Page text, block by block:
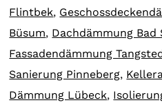
Flintbek,
Büsum, Dachdämmung Bad
Fassadendämmung
Sanierung Pinneberg,
Dämmung Lübeck,